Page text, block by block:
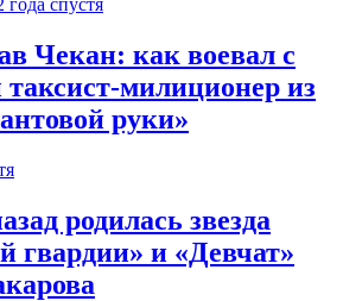
года спустя
Чекан: как воевал с
милиционер из
руки»
родилась звезда
гвардии» и «Девчат»